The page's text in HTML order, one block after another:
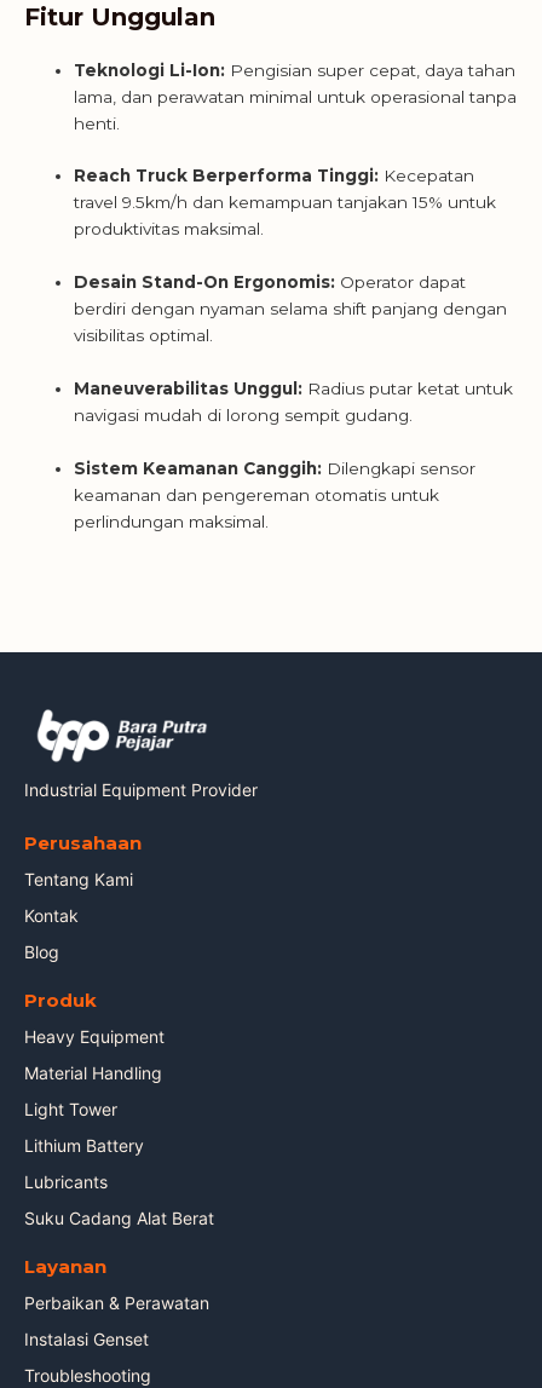
Fitur Unggulan
Teknologi Li-Ion: Pengisian super cepat, daya tahan
lama, dan perawatan minimal untuk operasional tanpa
henti.
Reach Truck Berperforma Tinggi: Kecepatan
travel 9.5km/h dan kemampuan tanjakan 15% untuk
produktivitas maksimal.
Desain Stand-On Ergonomis: Operator dapat
berdiri dengan nyaman selama shift panjang dengan
visibilitas optimal.
Maneuverabilitas Unggul: Radius putar ketat untuk
navigasi mudah di lorong sempit gudang.
Sistem Keamanan Canggih: Dilengkapi sensor
keamanan dan pengereman otomatis untuk
perlindungan maksimal.
Industrial Equipment Provider
Perusahaan
Tentang Kami
Kontak
Blog
Produk
Heavy Equipment
Material Handling
Light Tower
Lithium Battery
Lubricants
Suku Cadang Alat Berat
Layanan
Perbaikan & Perawatan
Instalasi Genset
Troubleshooting